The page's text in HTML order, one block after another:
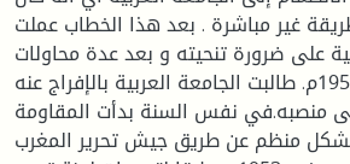
غير مباشرة . بعد هذا الخطاب عملت
على ضرورة تنحيته و بعد عدة محاولات
نجحت في ذلك عام 1953م. طالبت الجامعة العربية بالإفراج عنه
منصبه.في نفس السنة بدأت المقاومة
منظم عن طريق جيش تحرير المغرب